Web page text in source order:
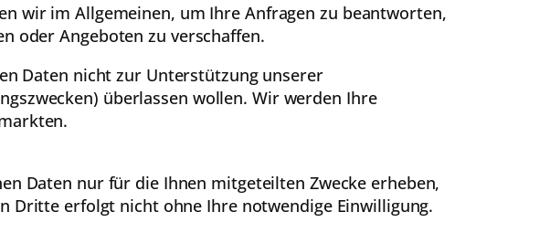
wir im Allgemeinen, um Ihre Anfragen zu beantworten,
oder Angeboten zu verschaffen.
Daten nicht zur Unterstützung unserer
überlassen wollen. Wir werden Ihre
Daten nur für die Ihnen mitgeteilten Zwecke erheben,
Dritte erfolgt nicht ohne Ihre notwendige Einwilligung.